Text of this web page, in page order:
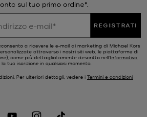
sul tuo primo ordine*.
REGISTRATI
a ricevere le e-mail di marketing di Michael Kors
attraverso i nostri siti web, le piattaforme di
come più dettagliatamente descritto nell’Informativa
tua iscrizione in qualsiasi momento.
Per ulteriori dettagli, vedere i Termini e condizioni